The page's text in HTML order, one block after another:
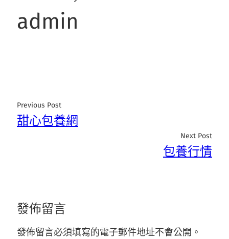
admin
Previous Post
甜心包養網
Next Post
包養行情
發佈留言
發佈留言必須填寫的電子郵件地址不會公開。